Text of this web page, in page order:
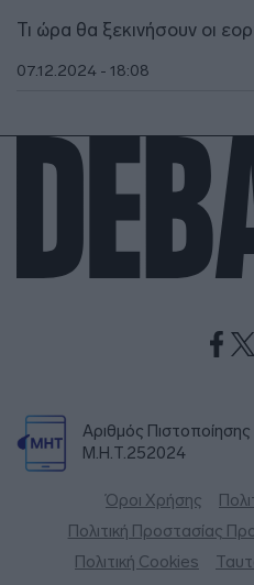
Τι ώρα θα ξεκινήσουν οι
07.12.2024 - 18:08
Αριθμός Πιστοποίησης
Μ.Η.Τ.252024
Όροι Χρήσης
Πολιτική Προστασίας
Πολιτική Cookies